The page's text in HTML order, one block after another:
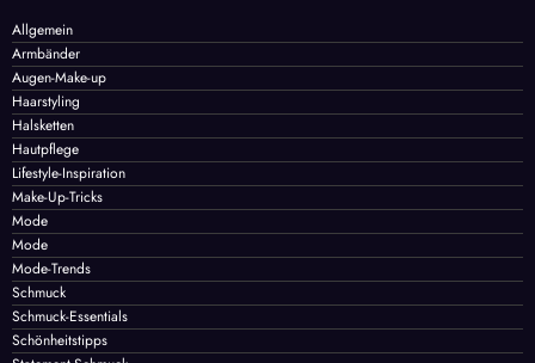
Allgemein
Armbänder
Augen-Make-up
Haarstyling
Halsketten
Hautpflege
Lifestyle-Inspiration
Make-Up-Tricks
Mode
Mode
Mode-Trends
Schmuck
Schmuck-Essentials
Schönheitstipps